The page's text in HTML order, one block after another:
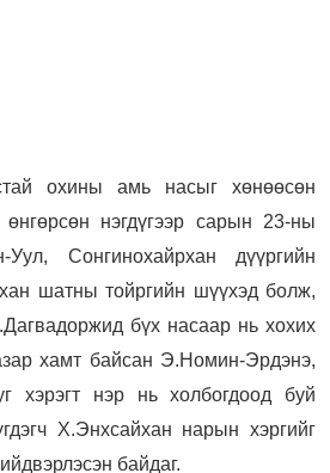
охины амь насыг хөнөөсөн
нэгдүгээр сарын 23-ны
Сонгинохайрхан дүүргийн
шатны тойргийн шүүхэд болж,
бүх насаар нь хохих
хамт байсан Э.Номин-Эрдэнэ,
хэрэгт нэр нь холбогдоод буй
Х.Энхсайхан нарын хэргийг
байдаг.